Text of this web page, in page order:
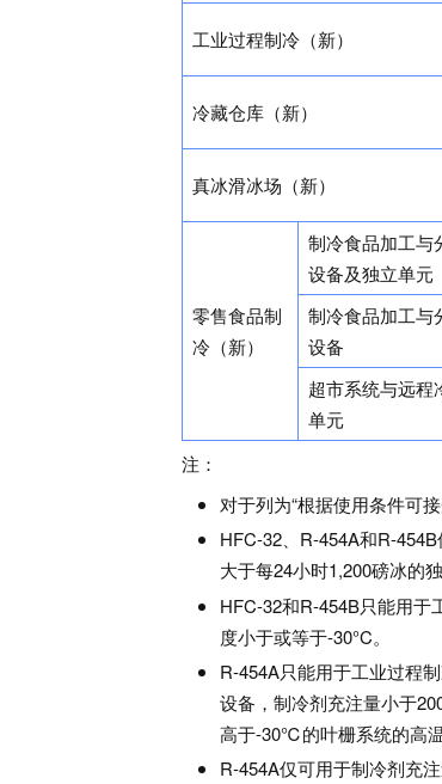
工业过程制冷（新）
冷藏仓库（新）
真冰滑冰场（新）
零售食品制
冷（新）
制冷食品加工与
设备及独立单元
制冷食品加工与
设备
超市系统与远程
单元
注：
对于列为“根据使用条件可
HFC-32、R-454A和R-
大于每24小时1,200磅冰的
HFC-32和R-454B只能用
度小于或等于-30°C。
R-454A只能用于工业过程
设备，制冷剂充注量小于
高于-30℃的叶栅系统的高温
R-454A仅可用于制冷剂充